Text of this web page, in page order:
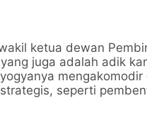
ketua dewan
juga adalah adik
mengakomodir
seperti